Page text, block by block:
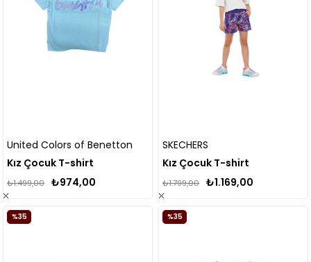
United Colors of Benetton
Kız Çocuk T-shirt
₺974,00
₺1.499,00
SKECHERS
Kız Çocuk T-shirt
₺1.169,00
₺1.799,00
%35 %35